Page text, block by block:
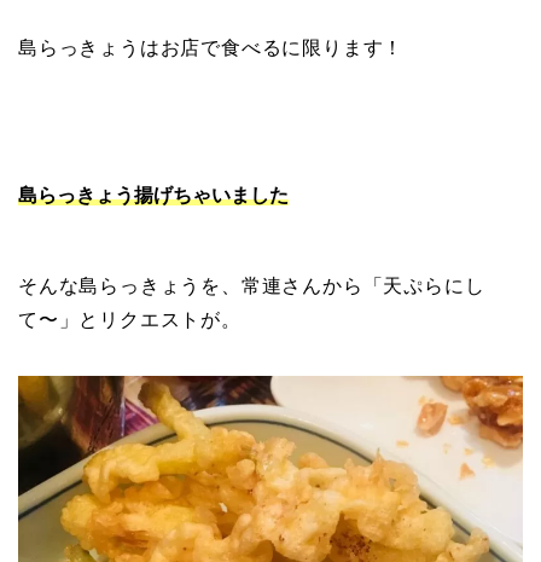
島らっきょうはお店で食べるに限ります！
島らっきょう揚げちゃいました
そんな島らっきょうを、常連さんから「天ぷらにし
て〜」とリクエストが。